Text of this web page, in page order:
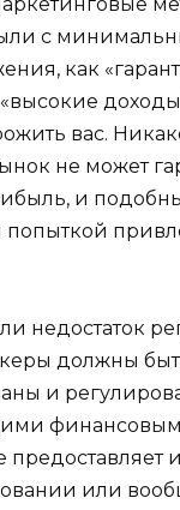
с
как
вас.
не может
и
попыткой
недостаток
должны
и
или